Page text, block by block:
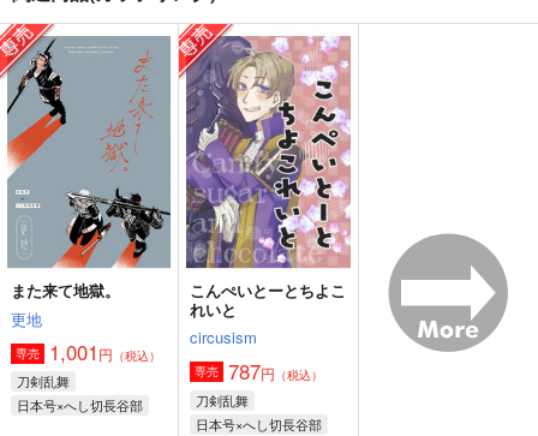
こんぺいとーとちよこ
れいと
circusism
787円
日本号×へし切長谷部
サンプル
作品詳細
口説かれ上手
nanashi
385円（税込）
山姥切国広×山姥切長義
サンプル
作品詳細
また来て地獄。
更地
専売 1,001 円 （税込）
刀剣乱舞
日本号×へし切長谷部
こんぺいとーとちよこ
れいと
circusism
専売 787円 （税込）
刀剣乱舞
日本号×へし切長谷部